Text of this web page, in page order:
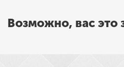
Возможно, вас это